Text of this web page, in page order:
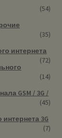
(54)
(35)
интернета
(72)
(14)
GSM / 3G /
(45)
3G
(7)